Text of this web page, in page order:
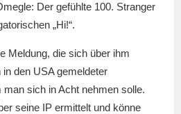
Der gefühlte 100. Stranger
„Hi!“.
Meldung, die sich über ihm
den USA gemeldeter
sich in Acht nehmen solle.
seine IP ermittelt und könne